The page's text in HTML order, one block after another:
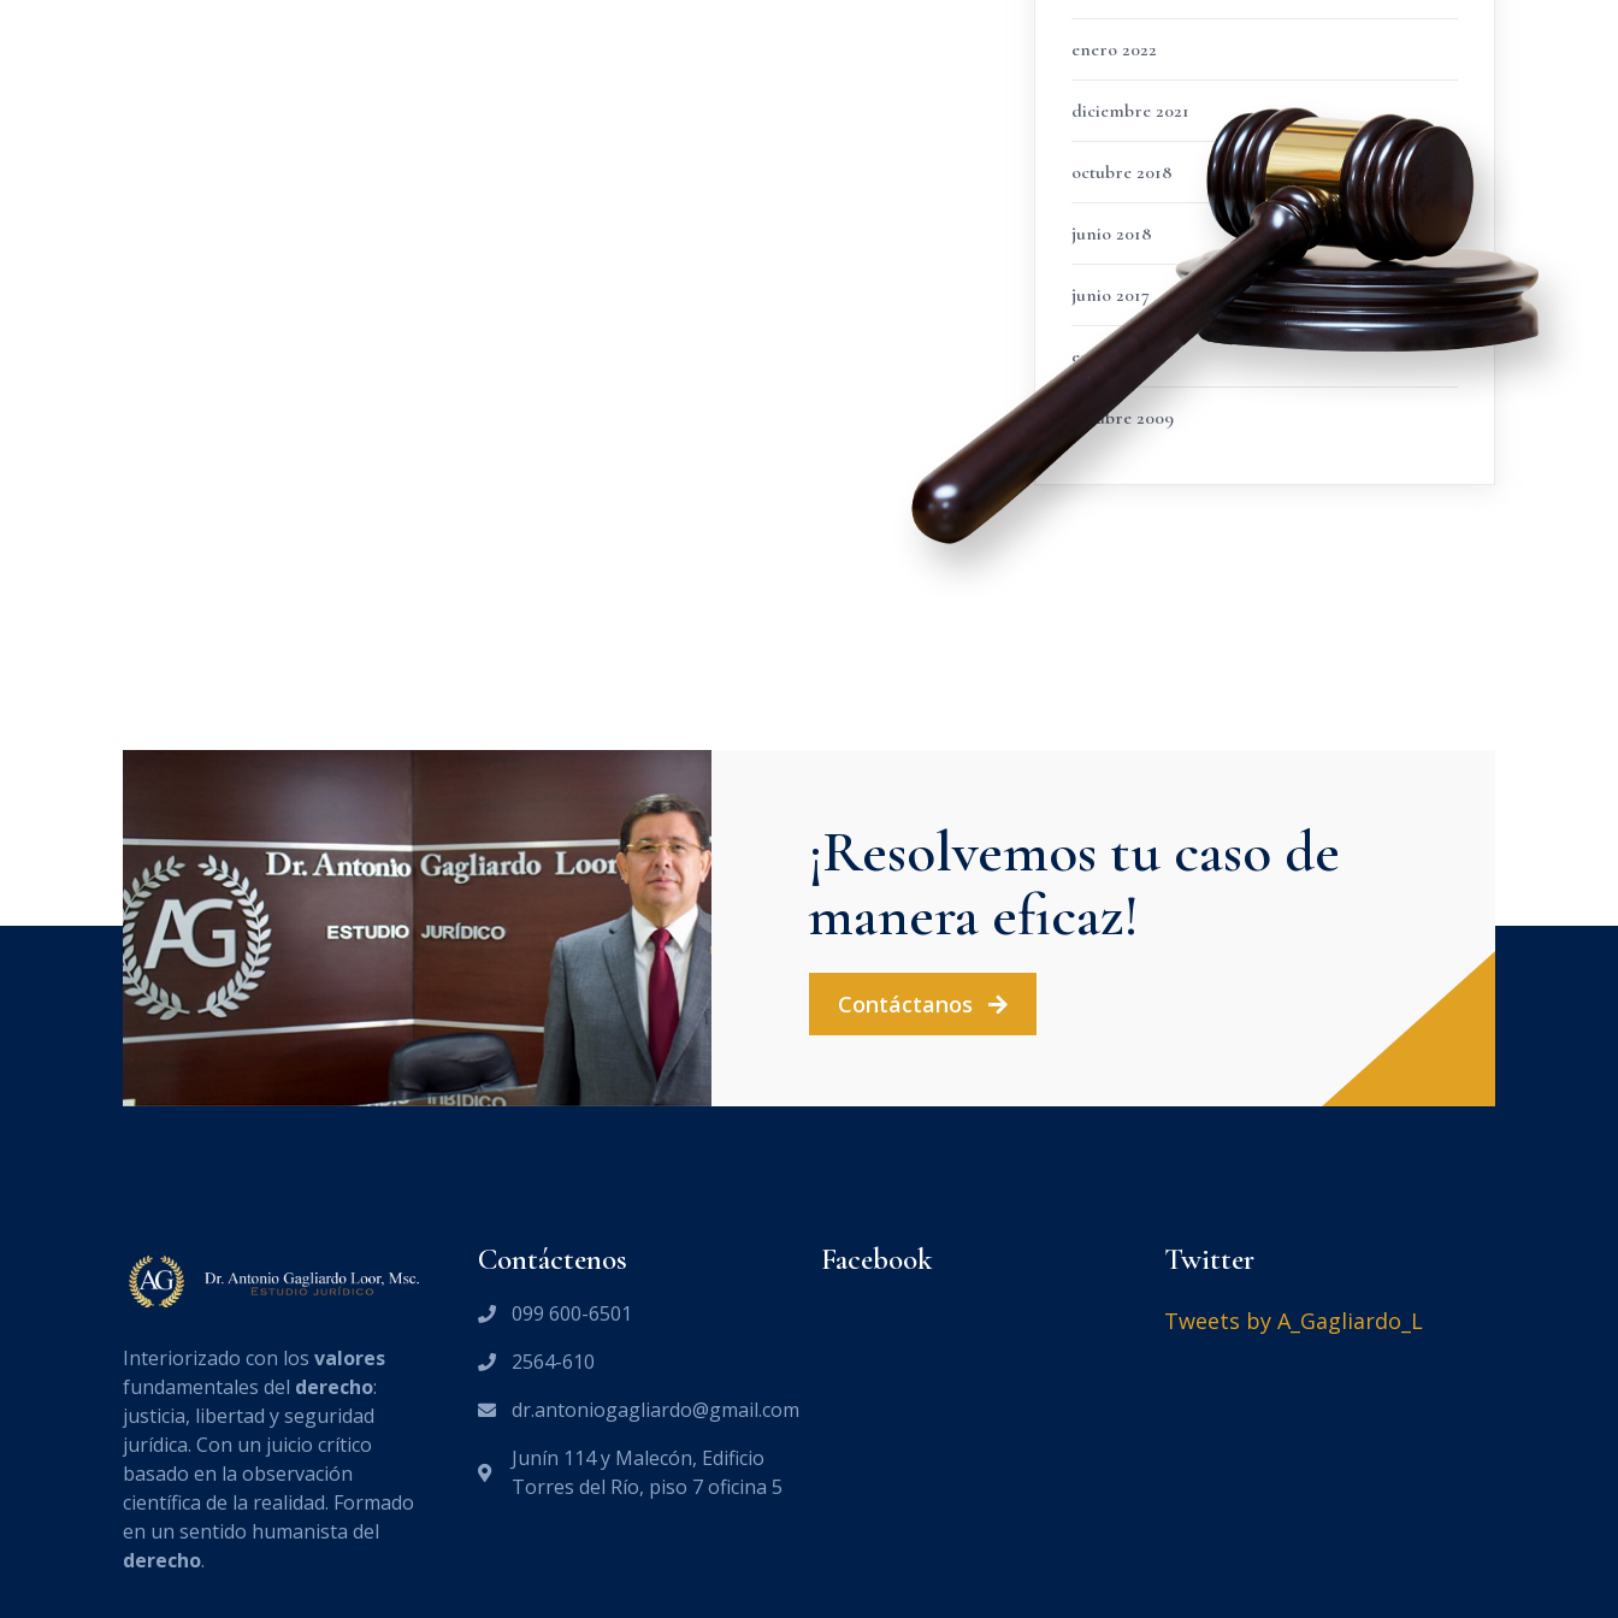
enero 2022
diciembre 2021
octubre 2018
junio 2018
junio 2017
enero 2016
octubre 2009
¡Resolvemos tu caso de
manera eficaz!
Contáctanos
Interiorizado con los valores
fundamentales del derecho:
justicia, libertad y seguridad
jurídica. Con un juicio crítico
basado en la observación
científica de la realidad. Formado
en un sentido humanista del
derecho.
Contáctenos
099 600-6501
2564-610
dr.antoniogagliardo@gmail.com
Junín 114 y Malecón, Edificio
Torres del Río, piso 7 oficina 5
Facebook Twitter
Tweets by A_Gagliardo_L